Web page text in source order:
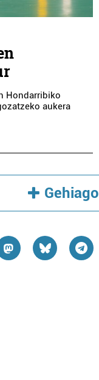
Hondarribiko
aukera
Gehiago